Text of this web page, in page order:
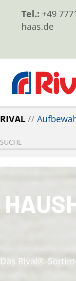
Tel.: +49
haas.de
RIVAL //
Das Rival®-